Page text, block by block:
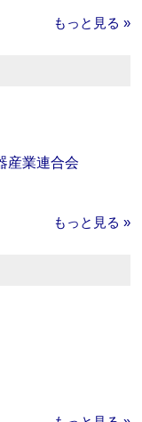
もっと見る »
産業連合会
もっと見る »